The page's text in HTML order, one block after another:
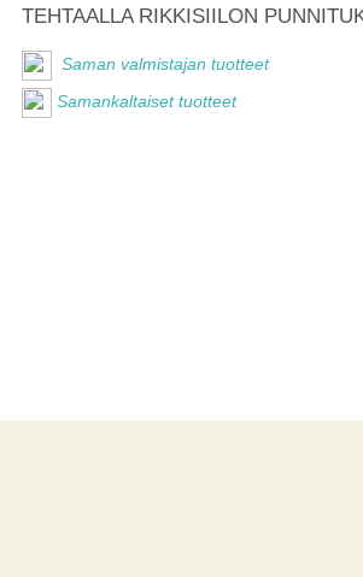
TEHTAALLA RIKKISIILON
Saman valmistajan tuotteet
Samankaltaiset tuotteet